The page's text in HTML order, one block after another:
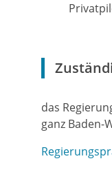
das
ganz Baden-